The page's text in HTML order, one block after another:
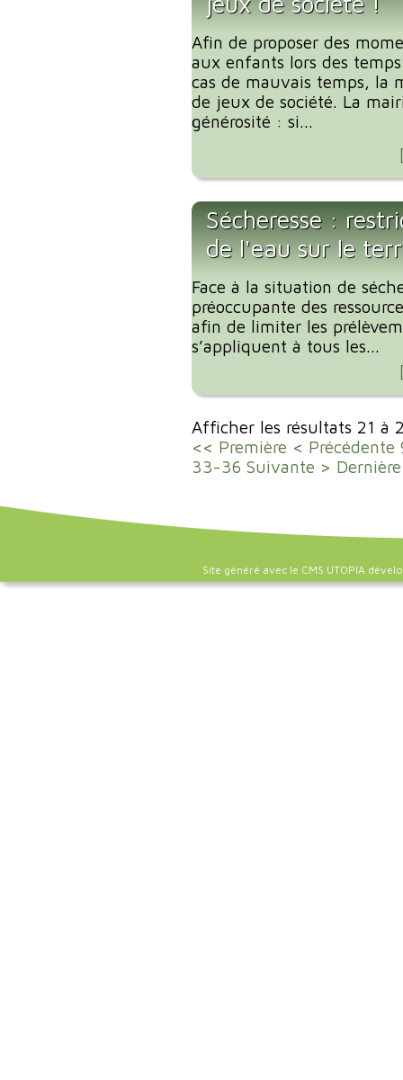
Afin de proposer des
aux enfants lors des
cas de mauvais temps, la
de jeux de société. La
générosité : si...
Sécheresse :
de l'eau sur le
Face à la situation de
préoccupante des
afin de limiter les
s’appliquent à tous les...
Afficher les résultats 21 à
<< Première < Précédente
33-36 Suivante >
Site généré avec le CMS UTOPIA